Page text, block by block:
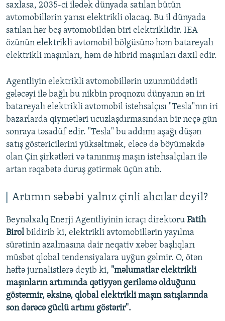
saxlasa, 2035-ci ilədək dünyada satılan bütün
avtomobillərin yarısı elektrikli olacaq. Bu il dünyada
satılan hər beş avtomobildən biri elektriklidir. IEA
özünün elektrikli avtomobil bölgüsünə həm batareyalı
elektrikli maşınları, həm də hibrid maşınları daxil edir.
Agentliyin elektrikli avtomobillərin uzunmüddətli
gələcəyi ilə bağlı bu nikbin proqnozu dünyanın ən iri
batareyalı elektrikli avtomobil istehsalçısı "Tesla"nın iri
bazarlarda qiymətləri ucuzlaşdırmasından bir neçə gün
sonraya təsadüf edir. "Tesla" bu addımı aşağı düşən
satış göstəricilərini yüksəltmək, eləcə də böyüməkdə
olan Çin şirkətləri və tanınmış maşın istehsalçıları ilə
artan rəqabətə duruş gətirmək üçün atıb.
Artımın səbəbi yalnız çinli alıcılar deyil?
Beynəlxalq Enerji Agentliyinin icraçı direktoru Fatih
Birol bildirib ki, elektrikli avtomobillərin yayılma
sürətinin azalmasına dair neqativ xəbər başlıqları
müsbət qlobal tendensiyalara uyğun gəlmir. O, ötən
həftə jurnalistlərə deyib ki, "məlumatlar elektrikli
maşınların artımında qətiyyən geriləmə olduğunu
göstərmir, əksinə, qlobal elektrikli maşın satışlarında
son dərəcə güclü artımı göstərir".